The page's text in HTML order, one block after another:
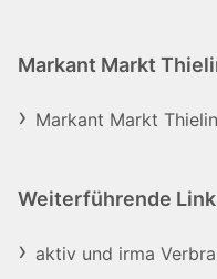
Markant Markt
Markant Markt
Weiterführende
aktiv und irma